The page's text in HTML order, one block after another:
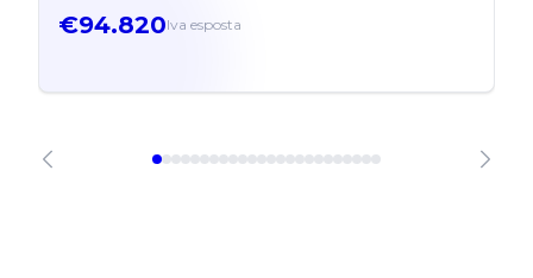
€94.820Iva esposta